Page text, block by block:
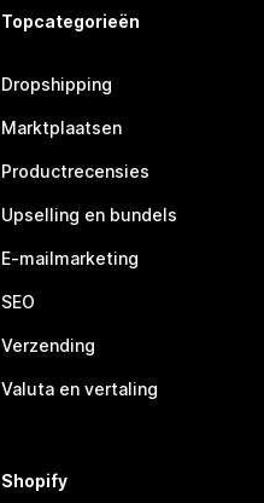
Topcategorieën
Dropshipping
Marktplaatsen
Productrecensies
Upselling en bundels
E-mailmarketing
SEO
Verzending
Valuta en vertaling
Shopify